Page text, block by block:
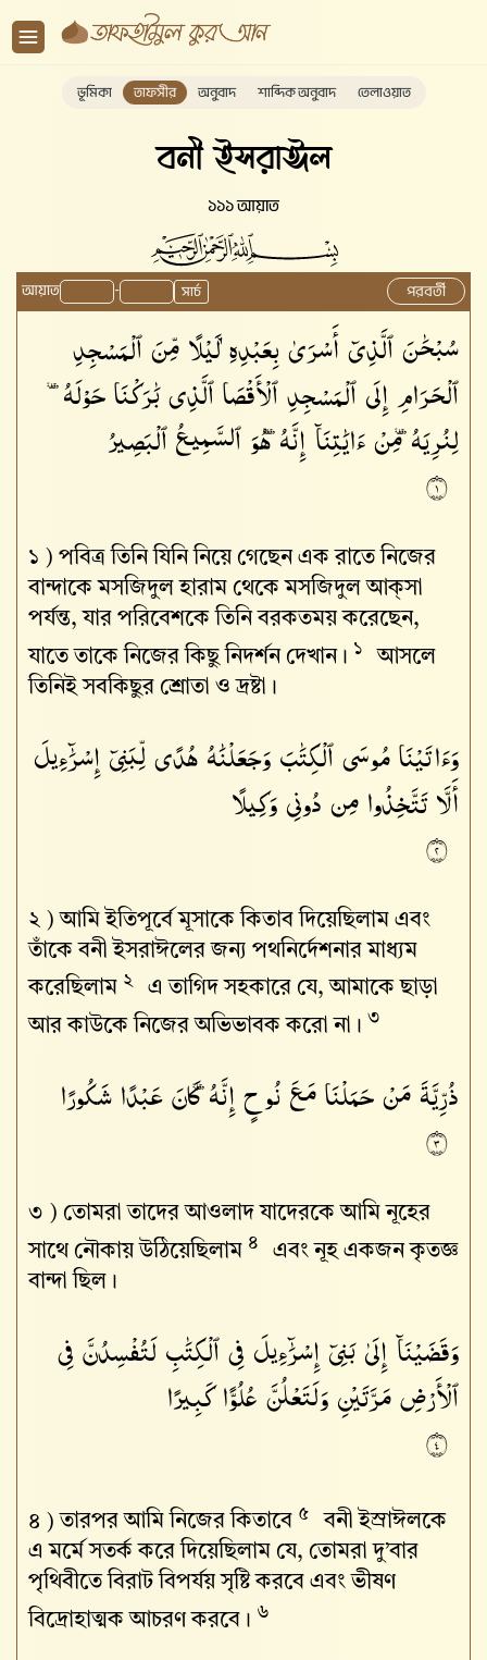
ভূমিকা তাফসীর অনুবাদ শাব্দিক অনুবাদ তেলাওয়াত
বনী ইসরাঈল
১১১ আয়াত
আয়াত - সার্চ পরবর্তী
১ ) পবিত্র তিনি যিনি নিয়ে গেছেন এক রাতে নিজের
বান্দাকে মসজিদুল হারাম থেকে মসজিদুল আক্‌সা
পর্যন্ত, যার পরিবেশকে তিনি বরকতময় করেছেন,
যাতে তাকে নিজের কিছু নিদর্শন দেখান। ১
আসলে
তিনিই সবকিছুর শ্রোতা ও দ্রষ্টা।
سُبْحَٰنَٱلَّذِىٓأَسْرَىٰبِعَبْدِهِۦلَيْلًامِّنَٱلْمَسْجِدِ
ٱلْحَرَامِإِلَىٱلْمَسْجِدِٱلْأَقْصَاٱلَّذِىبَٰرَكْنَاحَوْلَهُۥ
لِنُرِيَهُۥمِنْءَايَٰتِنَآإِنَّهُۥهُوَٱلسَّمِيعُٱلْبَصِيرُ
١
২ )আমি ইতিপূর্বে মূসাকে কিতাব দিয়েছিলাম এবং
তাঁকে বনী ইসরাঈলের জন্য পথনির্দেশনার মাধ্যম
করেছিলাম ২
এ তাগিদ সহকারে যে, আমাকে ছাড়া
আর কাউকে নিজের অভিভাবক করো না। ৩
وَءَاتَيْنَامُوسَىٱلْكِتَٰبَوَجَعَلْنَٰهُهُدًىلِّبَنِىٓإِسْرَٰٓءِيلَ
أَلَّاتَتَّخِذُوا۟مِندُونِىوَكِيلًا
٢
৩ ) তোমরা তাদের আওলাদ যাদেরকে আমি নূহের
সাথে নৌকায় উঠিয়েছিলাম ৪
এবং নূহ একজন কৃতজ্ঞ
বান্দা ছিল।
ذُرِّيَّةَمَنْحَمَلْنَامَعَنُوحٍإِنَّهُۥكَانَعَبْدًاشَكُورًا
٣
৪ ) তারপর আমি নিজের কিতাবে ৫
বনী ইস্রাঈলকে
এ মর্মে সতর্ক করে দিয়েছিলাম যে, তোমরা দু’বার
পৃথিবীতে বিরাট বিপর্যয় সৃষ্টি করবে এবং ভীষণ
বিদ্রোহাত্মক আচরণ করবে। ৬
وَقَضَيْنَآإِلَىٰبَنِىٓإِسْرَٰٓءِيلَفِىٱلْكِتَٰبِلَتُفْسِدُنَّفِى
ٱلْأَرْضِمَرَّتَيْنِوَلَتَعْلُنَّعُلُوًّاكَبِيرًا
٤